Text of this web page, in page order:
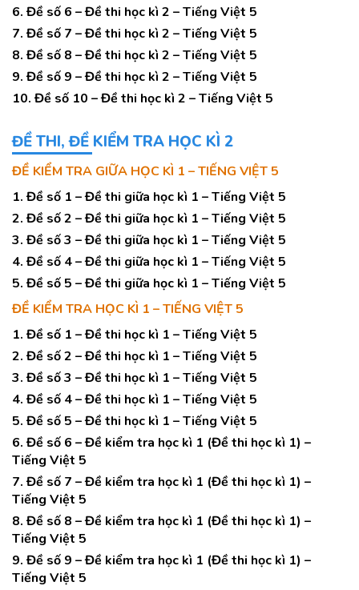
6. Đề số 6 – Đề thi học kì 2 – Tiếng Việt 5
7. Đề số 7 – Đề thi học kì 2 – Tiếng Việt 5
8. Đề số 8 – Đề thi học kì 2 – Tiếng Việt 5
9. Đề số 9 – Đề thi học kì 2 – Tiếng Việt 5
10. Đề số 10 – Đề thi học kì 2 – Tiếng Việt 5
ĐỀ THI, ĐỀ KIỂM TRA HỌC KÌ 2
ĐỀ KIỂM TRA GIỮA HỌC KÌ 1 – TIẾNG VIỆT 5
1. Đề số 1 – Đề thi giữa học kì 1 – Tiếng Việt 5
2. Đề số 2 – Đề thi giữa học kì 1 – Tiếng Việt 5
3. Đề số 3 – Đề thi giữa học kì 1 – Tiếng Việt 5
4. Đề số 4 – Đề thi giữa học kì 1 – Tiếng Việt 5
5. Đề số 5 – Đề thi giữa học kì 1 – Tiếng Việt 5
ĐỀ KIỂM TRA HỌC KÌ 1 – TIẾNG VIỆT 5
1. Đề số 1 – Đề thi học kì 1 – Tiếng Việt 5
2. Đề số 2 – Đề thi học kì 1 – Tiếng Việt 5
3. Đề số 3 – Đề thi học kì 1 – Tiếng Việt 5
4. Đề số 4 – Đề thi học kì 1 – Tiếng Việt 5
5. Đề số 5 – Đề thi học kì 1 – Tiếng Việt 5
6. Đề số 6 – Đề kiểm tra học kì 1 (Đề thi học kì 1) –
Tiếng Việt 5
7. Đề số 7 – Đề kiểm tra học kì 1 (Đề thi học kì 1) –
Tiếng Việt 5
8. Đề số 8 – Đề kiểm tra học kì 1 (Đề thi học kì 1) –
Tiếng Việt 5
9. Đề số 9 – Đề kiểm tra học kì 1 (Đề thi học kì 1) –
Tiếng Việt 5